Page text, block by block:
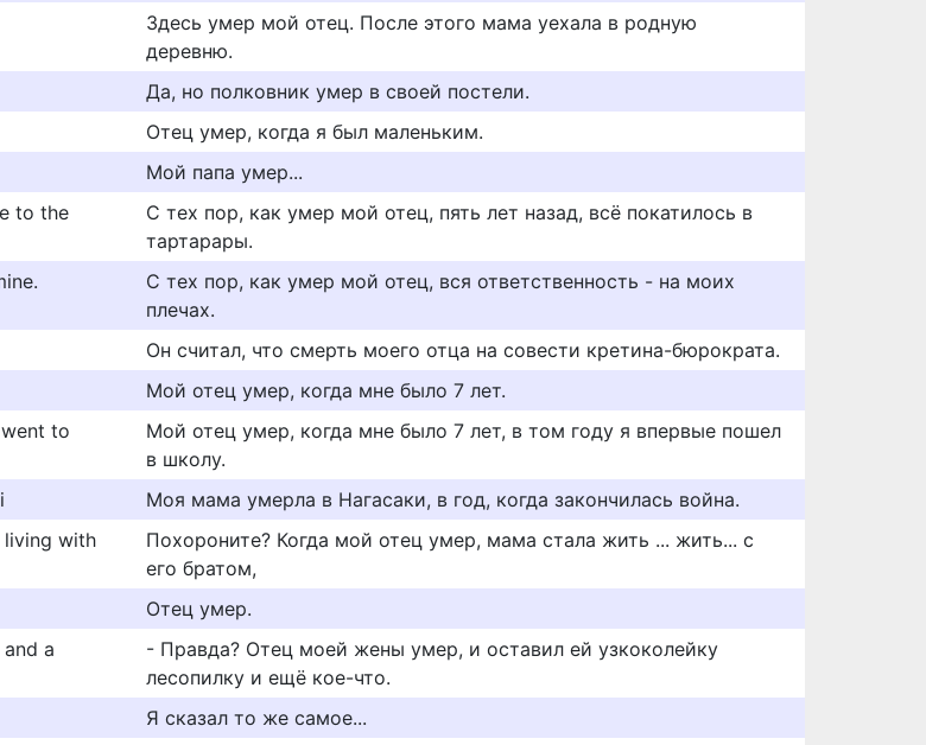
Здесь умер мой отец. После этого мама уехала в родную
деревню.
Да, но полковник умер в своей постели.
Отец умер, когда я был маленьким.
Мой папа умер...
to the
С тех пор, как умер мой отец, пять лет назад, всё покатилось в
тартарары.
С тех пор, как умер мой отец, вся ответственность - на моих
плечах.
Он считал, что смерть моего отца на совести кретина-бюрократа.
Мой отец умер, когда мне было 7 лет.
to
Мой отец умер, когда мне было 7 лет, в том году я впервые пошел
в школу.
Моя мама умерла в Нагасаки, в год, когда закончилась война.
living with
Похороните? Когда мой отец умер, мама стала жить ... жить... с
его братом,
Отец умер.
a
- Правда? Отец моей жены умер, и оставил ей узкоколейку
лесопилку и ещё кое-что.
Я сказал то же самое...